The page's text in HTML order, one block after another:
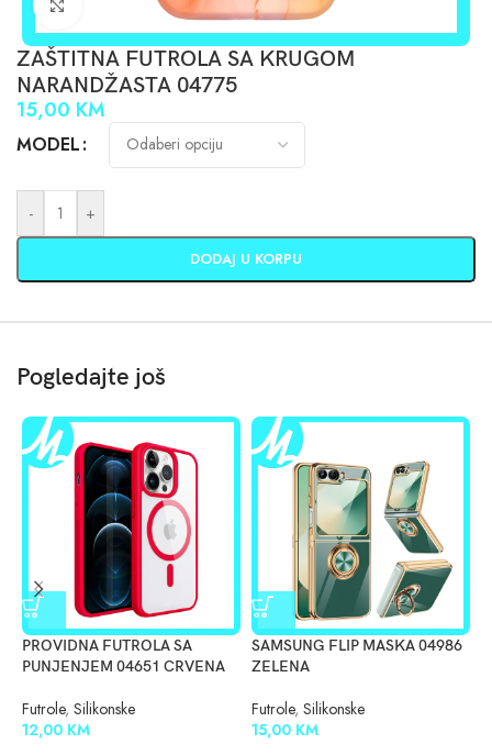
Click to enlarge
ZAŠTITNA FUTROLA SA KRUGOM
NARANDŽASTA 04775
15,00 KM
MODEL
- +
DODAJ U KORPU
Pogledajte još
PROVIDNA FUTROLA SA
PUNJENJEM 04651 CRVENA
Futrole, Silikonske
12,00 KM
SAMSUNG FLIP MASKA 04986
ZELENA
Futrole, Silikonske
15,00 KM